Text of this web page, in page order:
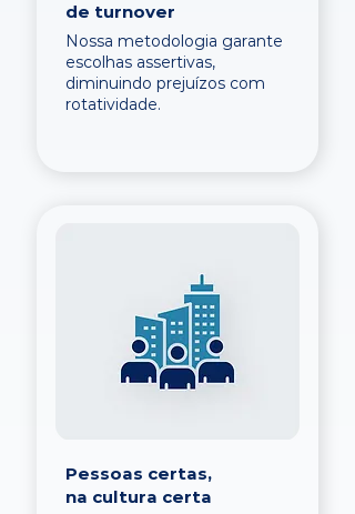
de turnover
Nossa metodologia garante
escolhas assertivas,
diminuindo prejuízos com
rotatividade.
Pessoas certas,
na cultura certa